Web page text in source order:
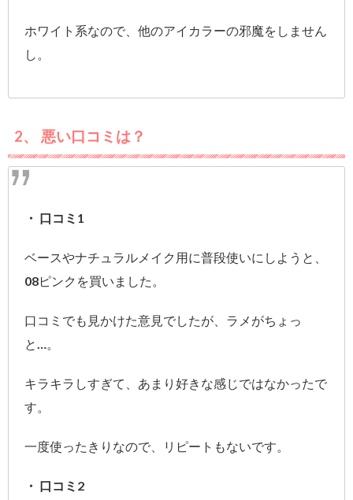
ホワイト系なので、他のアイカラーの邪魔をしません
し。
2、 悪い口コミは？
・ 口コミ1
ベースやナチュラルメイク用に普段使いにしようと、
08ピンクを買いました。
口コミでも見かけた意見でしたが、ラメがちょっ
と…。
キラキラしすぎて、あまり好きな感じではなかったで
す。
一度使ったきりなので、リピートもないです。
・ 口コミ2